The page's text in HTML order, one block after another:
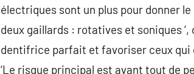
électriques sont un plus pour donner
deux gaillards : rotatives et soniques
dentifrice parfait et favoriser ceux
‘Le risque principal est avant tout de